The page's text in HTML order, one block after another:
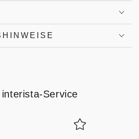
interista-Service